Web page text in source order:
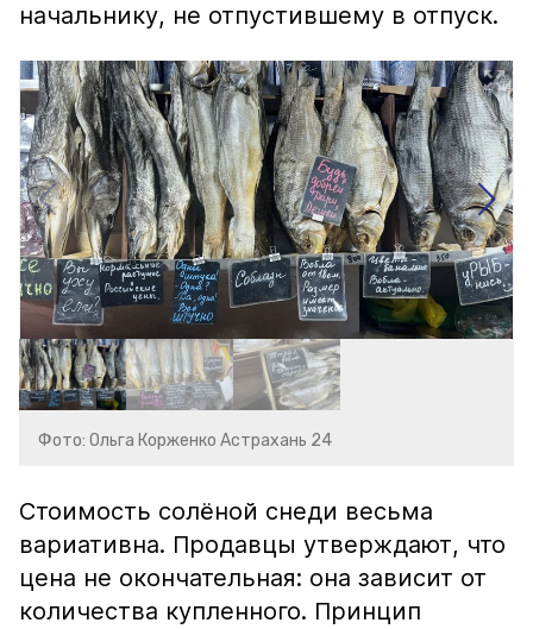
начальнику, не отпустившему в отпуск.
Фото: Ольга Корженко Астрахань 24
Стоимость солёной снеди весьма
вариативна. Продавцы утверждают, что
цена не окончательная: она зависит от
количества купленного. Принцип